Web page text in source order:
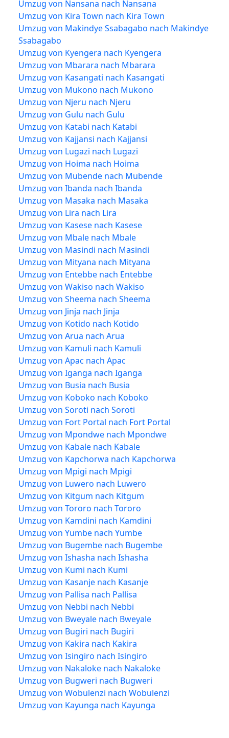
Umzug von Nansana nach Nansana
Umzug von Kira Town nach Kira Town
Umzug von Makindye Ssabagabo nach Makindye
Ssabagabo
Umzug von Kyengera nach Kyengera
Umzug von Mbarara nach Mbarara
Umzug von Kasangati nach Kasangati
Umzug von Mukono nach Mukono
Umzug von Njeru nach Njeru
Umzug von Gulu nach Gulu
Umzug von Katabi nach Katabi
Umzug von Kajjansi nach Kajjansi
Umzug von Lugazi nach Lugazi
Umzug von Hoima nach Hoima
Umzug von Mubende nach Mubende
Umzug von Ibanda nach Ibanda
Umzug von Masaka nach Masaka
Umzug von Lira nach Lira
Umzug von Kasese nach Kasese
Umzug von Mbale nach Mbale
Umzug von Masindi nach Masindi
Umzug von Mityana nach Mityana
Umzug von Entebbe nach Entebbe
Umzug von Wakiso nach Wakiso
Umzug von Sheema nach Sheema
Umzug von Jinja nach Jinja
Umzug von Kotido nach Kotido
Umzug von Arua nach Arua
Umzug von Kamuli nach Kamuli
Umzug von Apac nach Apac
Umzug von Iganga nach Iganga
Umzug von Busia nach Busia
Umzug von Koboko nach Koboko
Umzug von Soroti nach Soroti
Umzug von Fort Portal nach Fort Portal
Umzug von Mpondwe nach Mpondwe
Umzug von Kabale nach Kabale
Umzug von Kapchorwa nach Kapchorwa
Umzug von Mpigi nach Mpigi
Umzug von Luwero nach Luwero
Umzug von Kitgum nach Kitgum
Umzug von Tororo nach Tororo
Umzug von Kamdini nach Kamdini
Umzug von Yumbe nach Yumbe
Umzug von Bugembe nach Bugembe
Umzug von Ishasha nach Ishasha
Umzug von Kumi nach Kumi
Umzug von Kasanje nach Kasanje
Umzug von Pallisa nach Pallisa
Umzug von Nebbi nach Nebbi
Umzug von Bweyale nach Bweyale
Umzug von Bugiri nach Bugiri
Umzug von Kakira nach Kakira
Umzug von Isingiro nach Isingiro
Umzug von Nakaloke nach Nakaloke
Umzug von Bugweri nach Bugweri
Umzug von Wobulenzi nach Wobulenzi
Umzug von Kayunga nach Kayunga